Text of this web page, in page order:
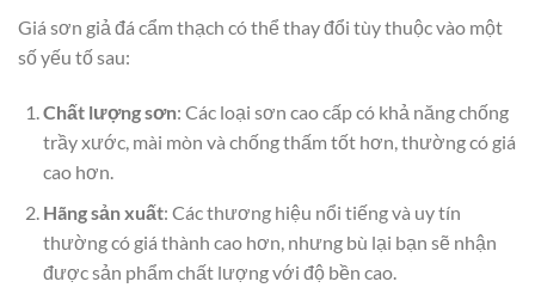
Giá sơn giả đá cẩm thạch có thể thay đổi tùy thuộc vào một
số yếu tố sau:
Chất lượng sơn: Các loại sơn cao cấp có khả năng chống
trầy xước, mài mòn và chống thấm tốt hơn, thường có giá
cao hơn.
Hãng sản xuất: Các thương hiệu nổi tiếng và uy tín
thường có giá thành cao hơn, nhưng bù lại bạn sẽ nhận
được sản phẩm chất lượng với độ bền cao.